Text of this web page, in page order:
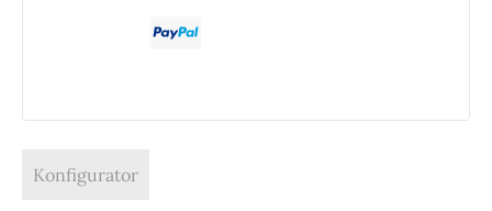
Konfigurator